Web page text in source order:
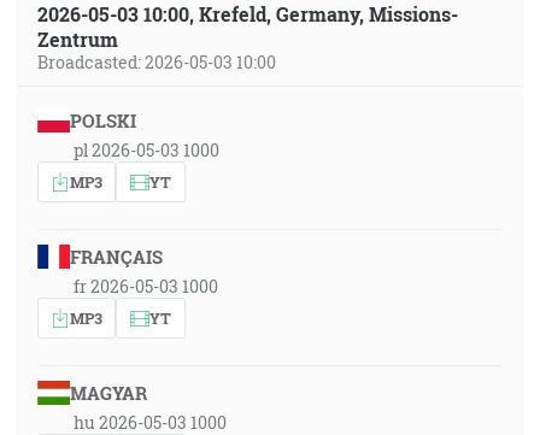
2026-05-03 10:00, Krefeld, Germany, Missions-
Zentrum
Broadcasted: 2026-05-03 10:00
POLSKI
pl 2026-05-03 1000
MP3 YT
FRANÇAIS
fr 2026-05-03 1000
MP3 YT
MAGYAR
hu 2026-05-03 1000